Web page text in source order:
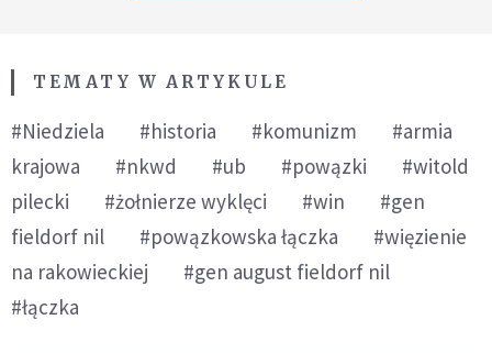
TEMATY W ARTYKULE
#Niedziela #historia #komunizm
#armia
krajowa
#nkwd #ub #powązki
#witold
pilecki
#żołnierze wyklęci #win
#gen
fieldorf nil
#powązkowska łączka
#więzienie
na rakowieckiej
#gen august fieldorf nil
#łączka